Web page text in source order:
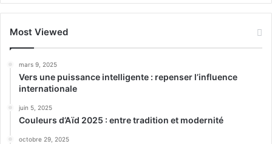
Most Viewed
mars 9, 2025
Vers une puissance intelligente : repenser l’influence
internationale
juin 5, 2025
Couleurs d’Aïd 2025 : entre tradition et modernité
octobre 29, 2025